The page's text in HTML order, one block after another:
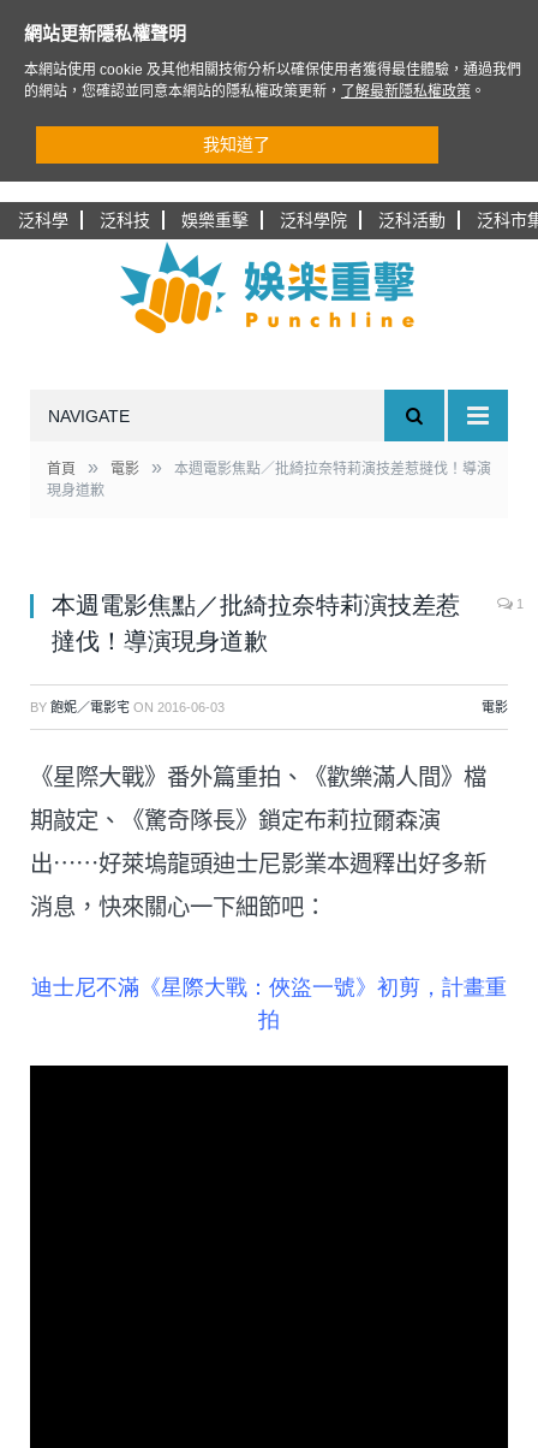
泛科學 泛科技 娛樂重擊 泛科學院 泛科活動 泛科市
NAVIGATE
首頁 » 電影 »
本週電影焦點／批綺拉奈特莉演技差惹撻伐！導演
現身道歉
本週電影焦點／批綺拉奈特莉演技差惹
撻伐！導演現身道歉
1
BY 飽妮／電影宅 ON 2016-06-03 電影
《星際大戰》番外篇重拍、《歡樂滿人間》檔
期敲定、《驚奇隊長》鎖定布莉拉爾森演
出⋯⋯好萊塢龍頭迪士尼影業本週釋出好多新
消息，快來關心一下細節吧：
迪士尼不滿《星際大戰：俠盜一號》初剪，計畫重
拍
網站更新隱私權聲明
本網站使用 cookie 及其他相關技術分析以確保使用者獲得最佳體驗，通過我們
的網站，您確認並同意本網站的隱私權政策更新，
了解最新隱私權政策 。
我知道了